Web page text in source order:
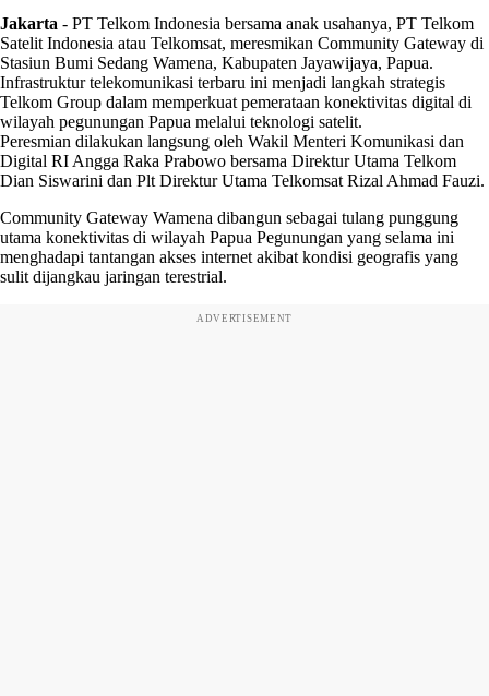
Jakarta - PT Telkom Indonesia bersama anak usahanya, PT Telkom
Satelit Indonesia atau Telkomsat, meresmikan Community Gateway di
Stasiun Bumi Sedang Wamena, Kabupaten Jayawijaya, Papua.
Infrastruktur telekomunikasi terbaru ini menjadi langkah strategis
Telkom Group dalam memperkuat pemerataan konektivitas digital di
wilayah pegunungan Papua melalui teknologi satelit.
Peresmian dilakukan langsung oleh Wakil Menteri Komunikasi dan
Digital RI Angga Raka Prabowo bersama Direktur Utama Telkom
Dian Siswarini dan Plt Direktur Utama Telkomsat Rizal Ahmad Fauzi.
Community Gateway Wamena dibangun sebagai tulang punggung
utama konektivitas di wilayah Papua Pegunungan yang selama ini
menghadapi tantangan akses internet akibat kondisi geografis yang
sulit dijangkau jaringan terestrial.
ADVERTISEMENT